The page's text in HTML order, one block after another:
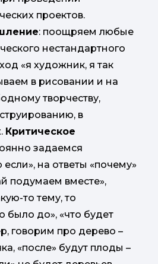
проектов.
: поощряем любые
нестандартного
«я художник, я так
в рисовании и на
творчеству,
в
Критическое
задаемся
на ответы «почему»
подумаем вместе»,
то тему, то
было до», «что будет
говорим про дерево –
«после» будут плоды –